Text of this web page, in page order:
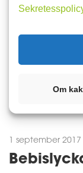
1 september 2017
Om